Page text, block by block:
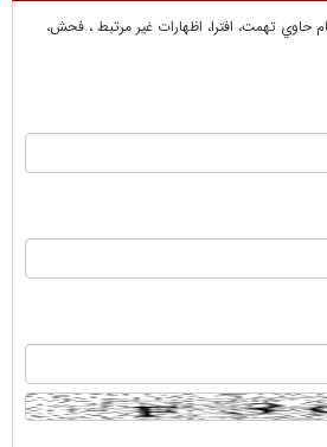
حاوي تهمت، افترا، اظهارات غير مرتبط ، فحش،